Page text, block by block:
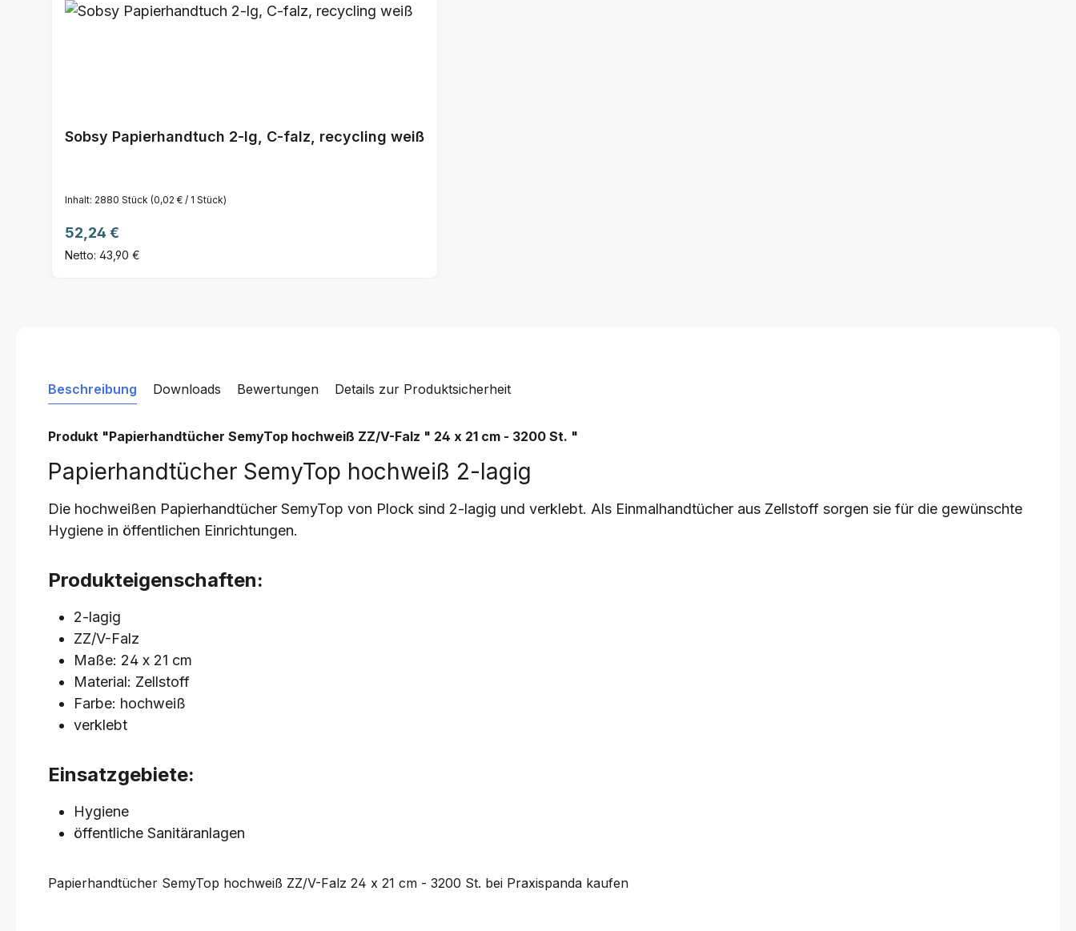
Sobsy Papierhandtuch 2-lg, C-falz, recycling weiß
Inhalt: 2880 Stück (0,02 € / 1 Stück)
Regulärer Preis:
52,24 €
Netto: 43,90 €
Beschreibung Downloads Details zur Produktsicherheit
Bewertungen
Produkt "Papierhandtücher SemyTop hochweiß ZZ/V-Falz " 24 x 21 cm - 3200 St. "
Papierhandtücher SemyTop hochweiß 2-lagig
Die hochweißen Papierhandtücher SemyTop von Plock sind 2-lagig und verklebt. Als Einmalhandtücher aus Zellstoff sorgen sie für die gewünschte
Hygiene in öffentlichen Einrichtungen.
Produkteigenschaften:
2-lagig
ZZ/V-Falz
Maße: 24 x 21 cm
Material: Zellstoff
Farbe: hochweiß
verklebt
Einsatzgebiete:
Hygiene
öffentliche Sanitäranlagen
Papierhandtücher SemyTop hochweiß ZZ/V-Falz 24 x 21 cm - 3200 St. bei Praxispanda kaufen